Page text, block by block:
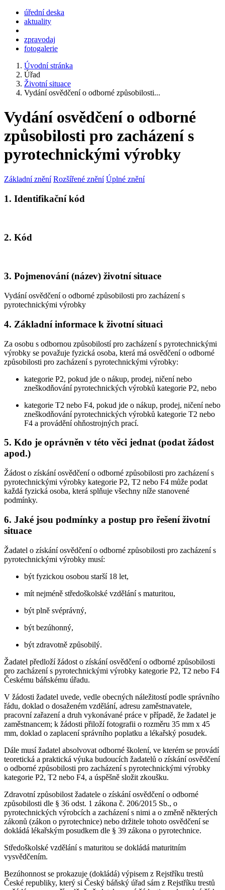
úřední deska
aktuality
zpravodaj
fotogalerie
Úvodní stránka
Úřad
Životní situace
Vydání osvědčení o odborné způsobilosti...
Vydání osvědčení o odborné
způsobilosti pro zacházení s
pyrotechnickými výrobky
Základní znění Rozšířené znění Úplné znění
1. Identifikační kód
2. Kód
3. Pojmenování (název) životní situace
Vydání osvědčení o odborné způsobilosti pro zacházení s
pyrotechnickými výrobky
4. Základní informace k životní situaci
Za osobu s odbornou způsobilostí pro zacházení s pyrotechnickými
výrobky se považuje fyzická osoba, která má osvědčení o odborné
způsobilosti pro zacházení s pyrotechnickými výrobky:
kategorie P2, pokud jde o nákup, prodej, ničení nebo
zneškodňování pyrotechnických výrobků kategorie P2, nebo
kategorie T2 nebo F4, pokud jde o nákup, prodej, ničení nebo
zneškodňování pyrotechnických výrobků kategorie T2 nebo
F4 a provádění ohňostrojných prací.
5. Kdo je oprávněn v této věci jednat (podat žádost
apod.)
Žádost o získání osvědčení o odborné způsobilosti pro zacházení s
pyrotechnickými výrobky kategorie P2, T2 nebo F4 může podat
každá fyzická osoba, která splňuje všechny níže stanovené
podmínky.
6. Jaké jsou podmínky a postup pro řešení životní
situace
Žadatel o získání osvědčení o odborné způsobilosti pro zacházení s
pyrotechnickými výrobky musí:
být fyzickou osobou starší 18 let,
mít nejméně středoškolské vzdělání s maturitou,
být plně svéprávný,
být bezúhonný,
být zdravotně způsobilý.
Žadatel předloží žádost o získání osvědčení o odborné způsobilosti
pro zacházení s pyrotechnickými výrobky kategorie P2, T2 nebo F4
Českému báňskému úřadu.
V žádosti žadatel uvede, vedle obecných náležitostí podle správního
řádu, doklad o dosaženém vzdělání, adresu zaměstnavatele,
pracovní zařazení a druh vykonávané práce v případě, že žadatel je
zaměstnancem; k žádosti přiloží fotografii o rozměru 35 mm x 45
mm, doklad o zaplacení správního poplatku a lékařský posudek.
Dále musí žadatel absolvovat odborné školení, ve kterém se provádí
teoretická a praktická výuka budoucích žadatelů o získání osvědčení
o odborné způsobilosti pro zacházení s pyrotechnickými výrobky
kategorie P2, T2 nebo F4, a úspěšně složit zkoušku.
Zdravotní způsobilost žadatele o získání osvědčení o odborné
způsobilosti dle § 36 odst. 1 zákona č. 206/2015 Sb., o
pyrotechnických výrobcích a zacházení s nimi a o změně některých
zákonů (zákon o pyrotechnice) nebo držitele tohoto osvědčení se
dokládá lékařským posudkem dle § 39 zákona o pyrotechnice.
Středoškolské vzdělání s maturitou se dokládá maturitním
vysvědčením.
Bezúhonnost se prokazuje (dokládá) výpisem z Rejstříku trestů
České republiky, který si Český báňský úřad sám z Rejstříku trestů